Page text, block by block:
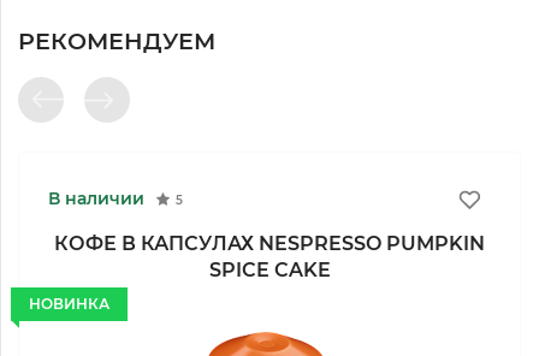
РЕКОМЕНДУЕМ
В наличии 5
НОВИНКА
КОФЕ В КАПСУЛАХ NESPRESSO PUMPKIN
SPICE CAKE